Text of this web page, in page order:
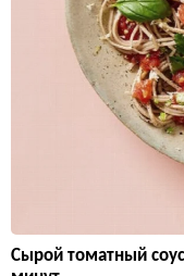
Сырой томатный